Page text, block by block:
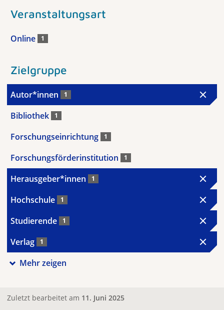
Veranstaltungsart
Online 1
Zielgruppe
Autor*innen 1
Bibliothek 1
Forschungseinrichtung 1
Forschungsförderinstitution 1
Herausgeber*innen 1
Hochschule 1
Studierende 1
Verlag 1
Mehr zeigen
Zuletzt bearbeitet am 11. Juni 2025